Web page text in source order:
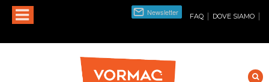
FAQ | DOVE SIAMO |